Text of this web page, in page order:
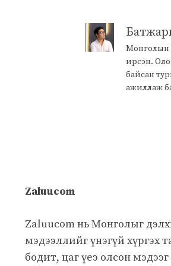
Монголын
ирсэн.
байсан
ажиллаж
Zaluucom
Zaluucom нь Монголыг
мэдээллийг үнэгүй хүргэх
бодит, цаг үеэ олсон